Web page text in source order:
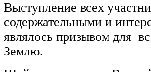
Выступление всех
содержательными и
являлось призывом для
Землю.